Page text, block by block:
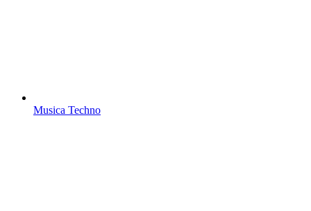
Musica Techno